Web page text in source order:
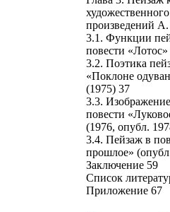
произведений
3.1. Функции
повести
3.2. Поэтика
«Поклоне
(1975) 37
3.3.
повести
(1976, опубл.
3.4. Пейзаж в
прошлое»
Заключение 59
Список
Приложение 67